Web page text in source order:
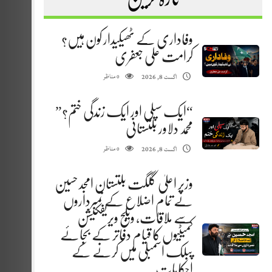
وفاداری کے ٹھیکیدار کون ہیں؟
کرامت علی جعفری
اگست 8, 2026
0مناظر
“ایک سپلی اور ایک زندگی ختم؟”
محمد دلاور بلتستانی
اگست 8, 2026
0مناظر
وزیر اعلیٰ گلگت بلتستان امجد حسین
نے تمام اضلاع کے نمبرداروں
سے ملاقات، ویلج ویریفکیشن
کمیٹیوں کا قیام دفاتر کے بجائے
پبلک اسمبلی میں کرنے کے
احکامات